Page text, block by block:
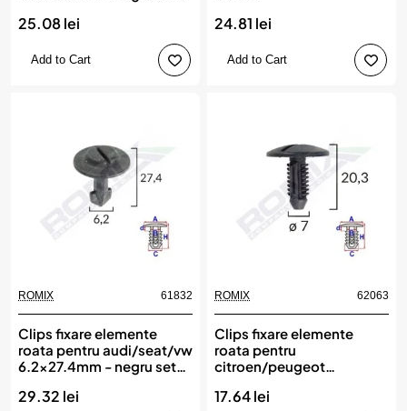
25.08 lei
Add to Cart
24.81 lei
Add to Cart
ROMIX 61832
Clips fixare elemente
roata pentru audi/seat/vw
6.2x27.4mm - negru set
29.32 lei
ROMIX 62063
Clips fixare elemente
roata pentru
citroen/peugeot
buc, ROMIX
17.64 lei